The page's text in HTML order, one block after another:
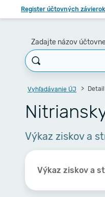
Register účtovných závierok
Zadajte názov
Vyhľadávanie ÚJ
Výkaz ziskov a
Výkaz ziskov a